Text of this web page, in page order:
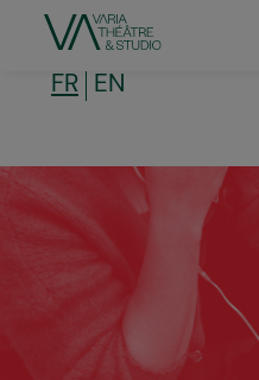
contenu
FR EN